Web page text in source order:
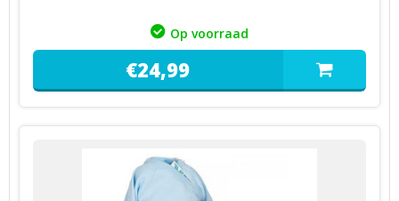
Op voorraad
€24,99